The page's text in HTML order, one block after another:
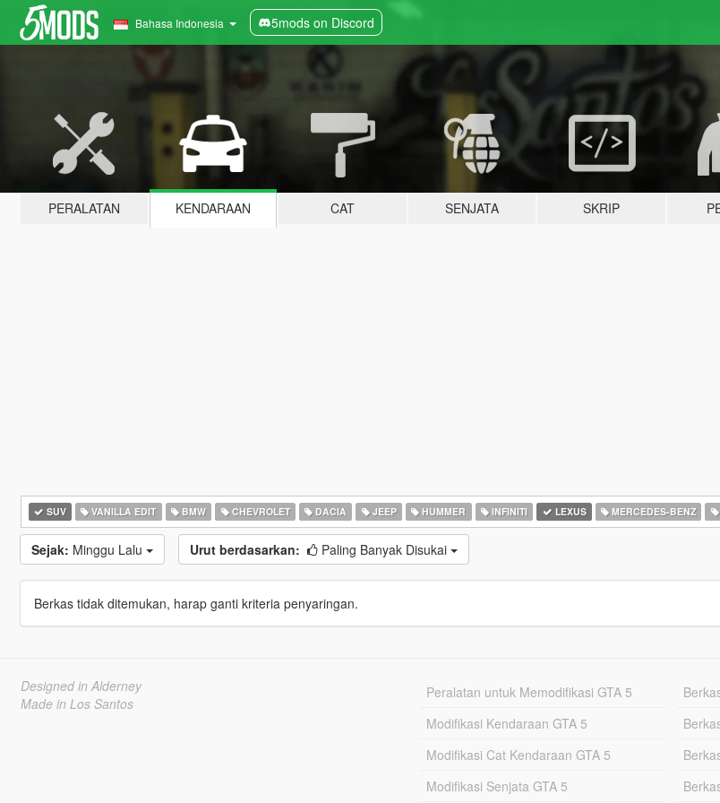
Bahasa Indonesia 5mods on Discord
PERALATAN KENDARAAN CAT SENJATA SKRIP
SUV VANILLA EDIT BMW CHEVROLET DACIA JEEP HUMMER INFINITI LEXUS MERCEDES-BENZ
Sejak: Minggu Lalu Urut berdasarkan: Paling Banyak Disukai
Berkas tidak ditemukan, harap ganti kriteria penyaringan.
Designed in Alderney
Made in Los Santos
Peralatan untuk Memodifikasi GTA 5
Modifikasi Kendaraan GTA 5
Modifikasi Cat Kendaraan GTA 5
Modifikasi Senjata GTA 5